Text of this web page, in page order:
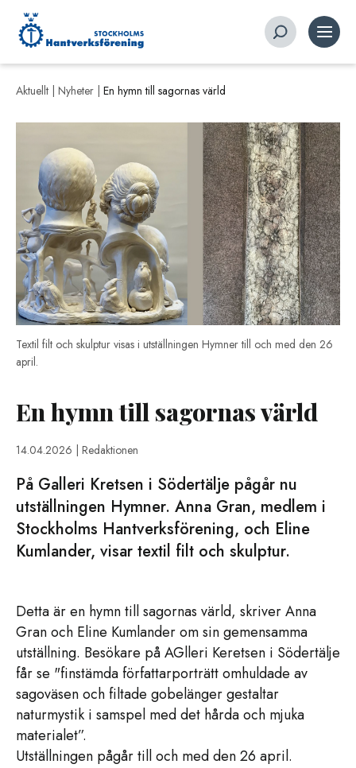
Aktuellt | Nyheter En hymn till sagornas värld
Textil filt och skulptur visas i utställningen Hymner till och med den 26
april.
En hymn till sagornas värld
14.04.2026 | Redaktionen
På Galleri Kretsen i Södertälje pågår nu
utställningen Hymner. Anna Gran, medlem i
Stockholms Hantverksförening, och Eline
Kumlander, visar textil filt och skulptur.
Detta är en hymn till sagornas värld, skriver Anna
Gran och Eline Kumlander om sin gemensamma
utställning. Besökare på AGlleri Keretsen i Södertälje
får se "finstämda författarporträtt omhuldade av
sagoväsen och filtade gobelänger gestaltar
naturmystik i samspel med det hårda och mjuka
materialet”.
Utställningen pågår till och med den 26 april.